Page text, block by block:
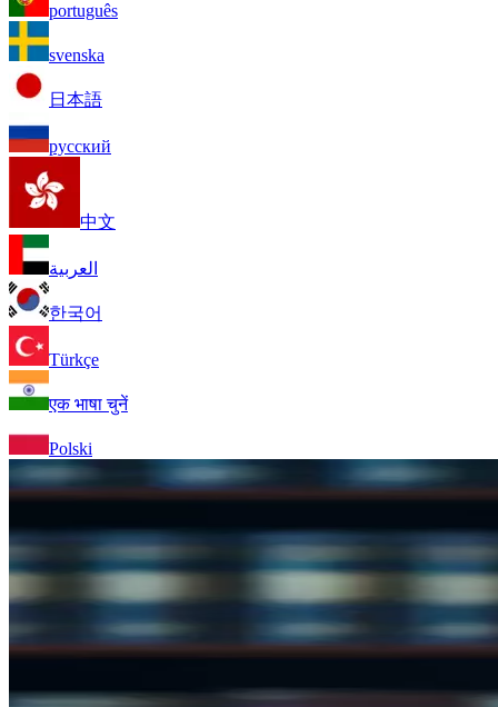
português
svenska
日本語
русский
中文
العربية
한국어
Türkçe
एक भाषा चुनें
Polski